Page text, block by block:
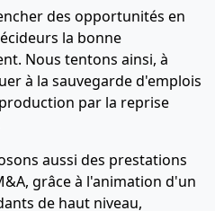
MME ROULIN
EPOUSE
NICOLE , CEDANT/
des opportunités en
la bonne
Nous tentons ainsi, à
à la sauvegarde d'emplois
par la reprise
aussi des prestations
grâce à l'animation d'un
de haut niveau,